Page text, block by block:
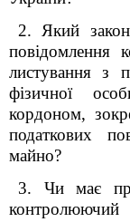
2. Який
повідомлення
листування з
фізичної
кордоном,
податкових
майно?
3. Чи має